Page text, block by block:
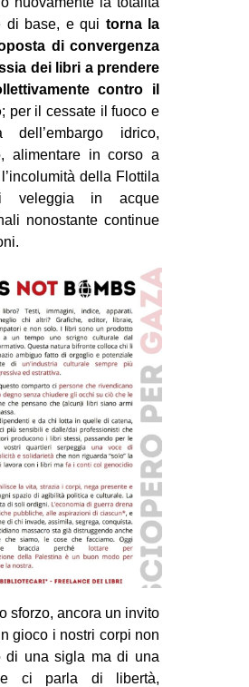
di base, e qui torna la
di convergenza
dei libri a prendere
contro il
; per il cessate il fuoco e
dell’embargo idrico,
alimentare in corso a
della Flottila
veleggia in acque
nonostante continue
sforzo, ancora un invito
gioco i nostri corpi non
di una sigla ma di una
ci parla di libertà,